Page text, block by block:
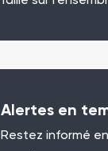
Alertes en
Restez informé